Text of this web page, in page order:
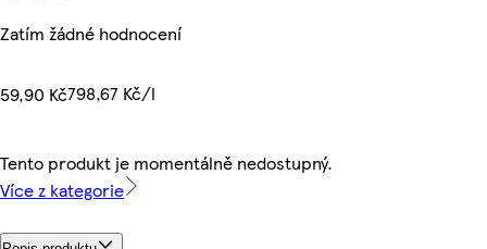
Zatím žádné hodnocení
59,90 Kč798,67 Kč/l
Tento produkt je momentálně nedostupný.
Více z kategorie